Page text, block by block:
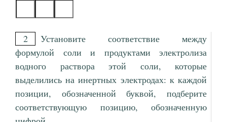
2
Установите соответствие между
формулой соли и продуктами электролиза
водного раствора этой соли, которые
выделились на инертных электродах: к каждой
позиции, обозначенной буквой, подберите
соответствующую позицию, обозначенную